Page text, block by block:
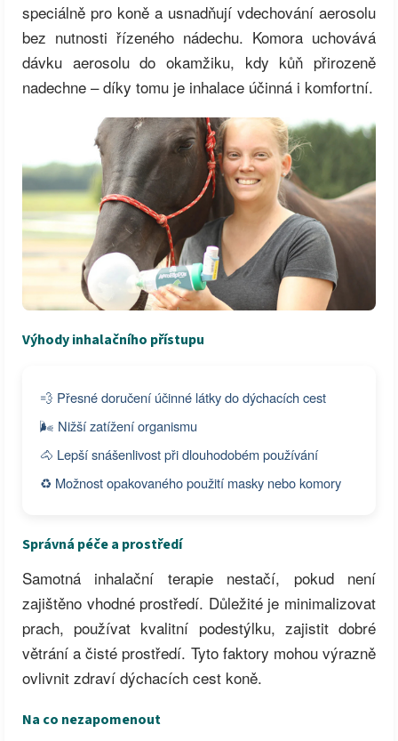
speciálně pro koně a usnadňují vdechování aerosolu
bez nutnosti řízeného nádechu. Komora uchovává
dávku aerosolu do okamžiku, kdy kůň přirozeně
nadechne – díky tomu je inhalace účinná i komfortní.
Výhody inhalačního přístupu
💨 Přesné doručení účinné látky do dýchacích cest
🌬️ Nižší zatížení organismu
🐴 Lepší snášenlivost při dlouhodobém používání
♻️ Možnost opakovaného použití masky nebo komory
Správná péče a prostředí
Samotná inhalační terapie nestačí, pokud není
zajištěno vhodné prostředí. Důležité je minimalizovat
prach, používat kvalitní podestýlku, zajistit dobré
větrání a čisté prostředí. Tyto faktory mohou výrazně
ovlivnit zdraví dýchacích cest koně.
Na co nezapomenout